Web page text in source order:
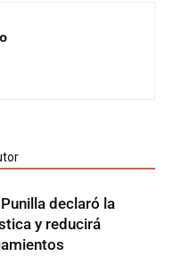
declaró la
y reducirá